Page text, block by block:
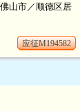
山市／顺德区居
应征M194582